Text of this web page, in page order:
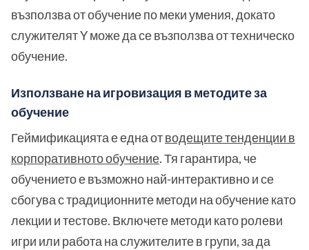
възползва от обучение по меки умения, докато
служителят Y може да се възползва от техническо
обучение.
Използване на игровизация в методите за
обучение
Геймификацията е една отводещите тенденции в
корпоративното обучение. Тя гарантира, че
обучението е възможно най-интерактивно и се
сбогува с традиционните методи на обучение като
лекции и тестове. Включете методи като ролеви
игри или работа на служителите в групи, за да